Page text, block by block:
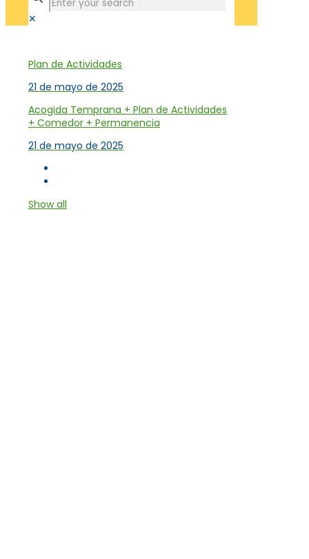
✕
Plan de Actividades
21 de mayo de 2025
Acogida Temprana + Plan de Actividades
+ Comedor + Permanencia
21 de mayo de 2025
Show all